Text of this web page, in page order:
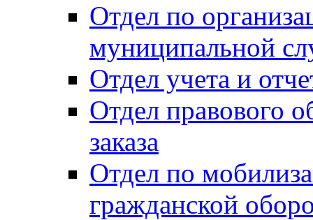
Отдел по
муниципальной
Отдел учета и
Отдел правового
заказа
Отдел по
гражданской